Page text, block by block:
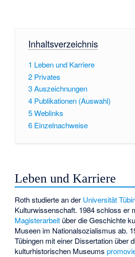
Inhaltsverzeichnis
1 Leben und Karriere
2 Privates
3Auszeichnungen
4 Publikationen (Auswahl)
5Weblinks
6 Einzelnachweise
Leben und Karriere
Roth studierte an der Universität
Kulturwissenschaft. 1984 schloss er
Magisterarbeit über die Geschichte
Museen im Nationalsozialismus ab.
Tübingen mit einer Dissertation über
kulturhistorischen Museums